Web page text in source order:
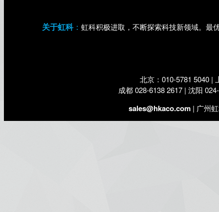
关于虹科： 虹科积极进取，不断探索科技新领域。最
北京：010-5781 5040 |
成都 028-6138 2617 | 沈阳
sales@hkaco.com| 广州